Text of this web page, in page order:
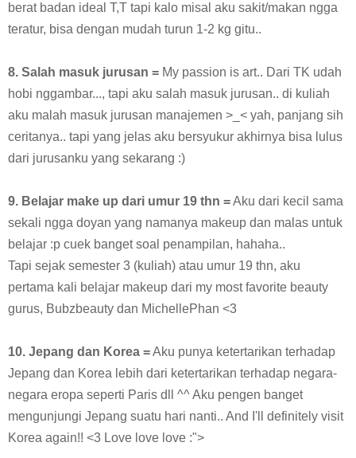
berat badan ideal T,T tapi kalo misal aku sakit/makan ngga
teratur, bisa dengan mudah turun 1-2 kg gitu..
8. Salah masuk jurusan = My passion is art.. Dari TK udah
hobi nggambar..., tapi aku salah masuk jurusan.. di kuliah
aku malah masuk jurusan manajemen >_< yah, panjang sih
ceritanya.. tapi yang jelas aku bersyukur akhirnya bisa lulus
dari jurusanku yang sekarang :)
9. Belajar make up dari umur 19 thn =Aku dari kecil sama
sekali ngga doyan yang namanya makeup dan malas untuk
belajar :p cuek banget soal penampilan, hahaha..
Tapi sejak semester 3 (kuliah) atau umur 19 thn, aku
pertama kali belajar makeup dari my most favorite beauty
gurus, Bubzbeauty dan MichellePhan <3
10. Jepang dan Korea =Aku punya ketertarikan terhadap
Jepang dan Korea lebih dari ketertarikan terhadap negara-
negara eropa seperti Paris dll ^^ Aku pengen banget
mengunjungi Jepang suatu hari nanti.. And I'll definitely visit
Korea again!! <3 Love love love :">